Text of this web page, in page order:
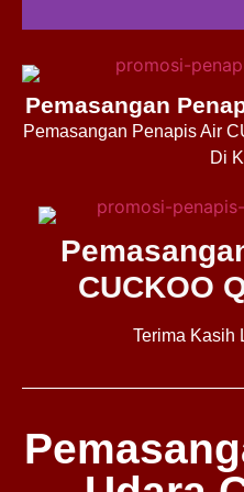
Pemasangan
Pemasangan Penapis Air
Di
CUCKOO
Terima Kasih